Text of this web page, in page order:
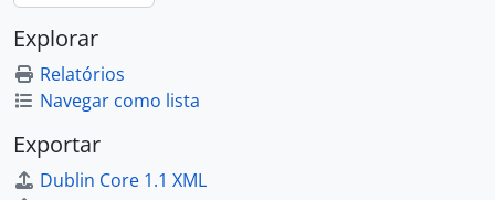
Explorar
Relatórios
Navegar como lista
Exportar
Dublin Core 1.1 XML